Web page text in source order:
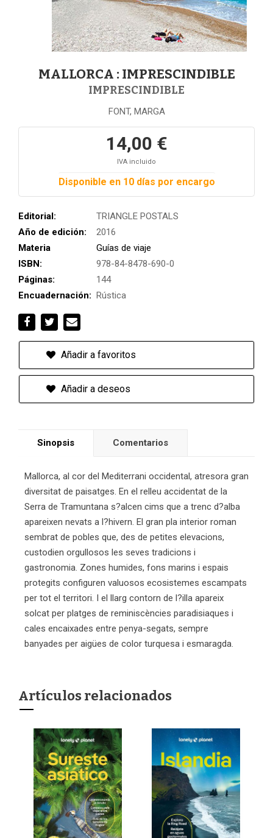
MALLORCA : IMPRESCINDIBLE
IMPRESCINDIBLE
FONT, MARGA
14,00 €
IVA incluido
Disponible en 10 días por encargo
Editorial:
TRIANGLE POSTALS
Año de edición:
2016
Materia
Guías de viaje
ISBN:
978-84-8478-690-0
Páginas:
144
Encuadernación: Rústica
Añadir a favoritos
Añadir a deseos
Sinopsis Comentarios
Mallorca, al cor del Mediterrani occidental, atresora gran
diversitat de paisatges. En el relleu accidentat de la
Serra de Tramuntana s?alcen cims que a trenc d?alba
apareixen nevats a l?hivern. El gran pla interior roman
sembrat de pobles que, des de petites elevacions,
custodien orgullosos les seves tradicions i
gastronomia. Zones humides, fons marins i espais
protegits configuren valuosos ecosistemes escampats
per tot el territori. I el llarg contorn de l?illa apareix
solcat per platges de reminiscències paradisiaques i
cales encaixades entre penya-segats, sempre
banyades per aigües de color turquesa i esmaragda.
Artículos relacionados